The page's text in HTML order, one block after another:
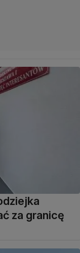
za granicę